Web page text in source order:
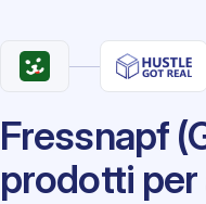
Fressnapf
prodotti per